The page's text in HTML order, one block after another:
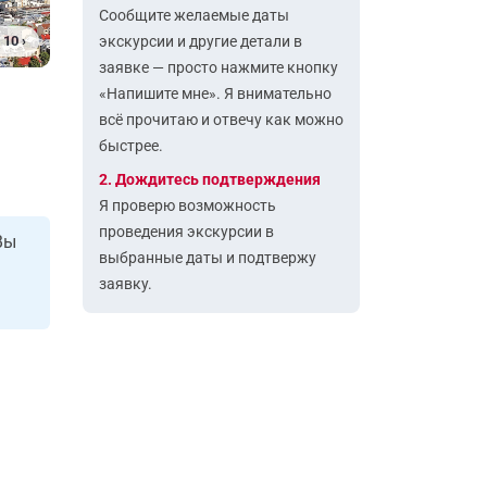
›
Сообщите желаемые даты
экскурсии и другие детали в
заявке — просто нажмите кнопку
«Напишите мне». Я внимательно
всё прочитаю и отвечу как можно
быстрее.
2. Дождитесь подтверждения
Я проверю возможность
проведения экскурсии в
выбранные даты и подтвержу
заявку.